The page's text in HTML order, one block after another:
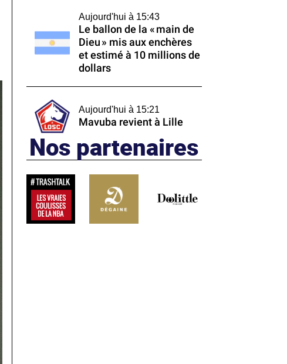
Aujourd'hui à 15:43
Le ballon de la « main de
Dieu » mis aux enchères
et estimé à 10 millions de
dollars
Aujourd'hui à 15:21
Mavuba revient à Lille
Nos partenaires